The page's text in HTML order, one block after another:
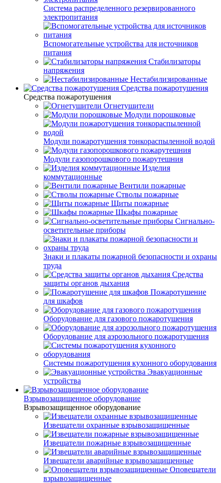
Система распределенного резервированного
электропитания
Вспомогательные устройства для источников
питания
Стабилизаторы
напряжения
Нестабилизированные
Средства пожаротушения
Средства пожаротушения
Огнетушители
Модули порошковые
Модули пожаротушения тонкораспыленной водой
Модули газопорошкового пожарутешния
Изделия
коммутационные
Вентили пожарные
Стволы пожарные
Щиты пожарные
Шкафы пожарные
Сигнально-
осветительные приборы
Знаки и плакаты пожарной безопасности и охраны
труда
Средства
защиты органов дыхания
Пожаротушение
для шкафов
Оборудование для газового пожаротушения
Оборудование для аэрозольного пожаротушения
Системы пожаротушения кухонного оборудования
Эвакуационные
устройства
Взрывозащищенное оборудование
Взрывозащищенное оборудование
Извещатели охранные взрывозащищенные
Извещатели пожарные взрывозащищенные
Извещатели аварийные взрывозащищенные
Оповещатели
взрывозащищенные